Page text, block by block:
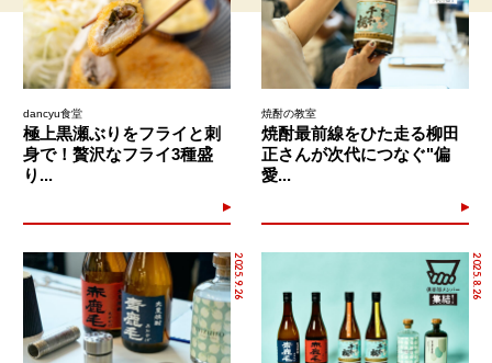
dancyu食堂
極上黒瀬ぶりをフライと刺
身で！贅沢なフライ3種盛
り...
焼酎の教室
焼酎最前線をひた走る柳田
正さんが次代につなぐ"偏
愛...
2025.9.26 2025.8.26